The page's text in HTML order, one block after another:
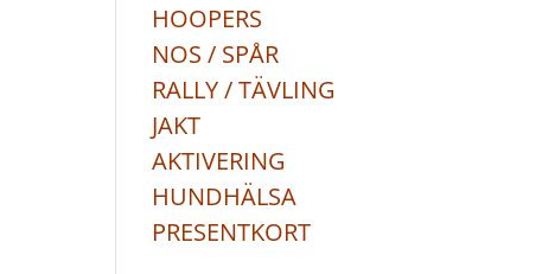
HOOPERS
NOS / SPÅR
RALLY / TÄVLING
JAKT
AKTIVERING
HUNDHÄLSA
PRESENTKORT